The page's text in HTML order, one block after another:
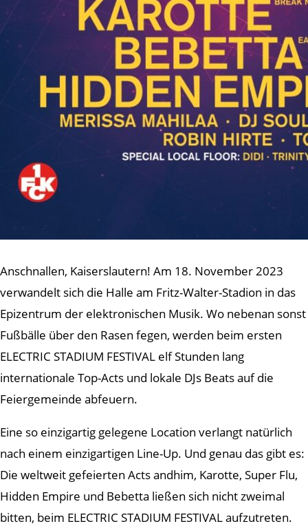
Anschnallen, Kaiserslautern! Am 18. November 2023
verwandelt sich die Halle am Fritz-Walter-Stadion in das
Epizentrum der elektronischen Musik. Wo nebenan sonst
Fußbälle über den Rasen fegen, werden beim ersten
ELECTRIC STADIUM FESTIVAL elf Stunden lang
internationale Top-Acts und lokale DJs Beats auf die
Feiergemeinde abfeuern.
Eine so einzigartig gelegene Location verlangt natürlich
nach einem einzigartigen Line-Up. Und genau das gibt es:
Die weltweit gefeierten Acts andhim, Karotte, Super Flu,
Hidden Empire und Bebetta ließen sich nicht zweimal
bitten, beim ELECTRIC STADIUM FESTIVAL aufzutreten.